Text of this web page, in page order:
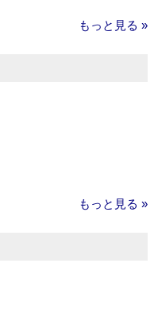
もっと見る »
もっと見る »